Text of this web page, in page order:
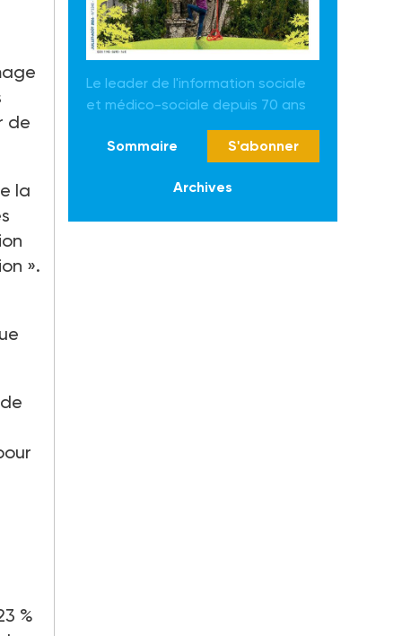
de
la
».
%
Le leader de l'information sociale
et médico-sociale depuis 70 ans
Sommaire S'abonner
Archives